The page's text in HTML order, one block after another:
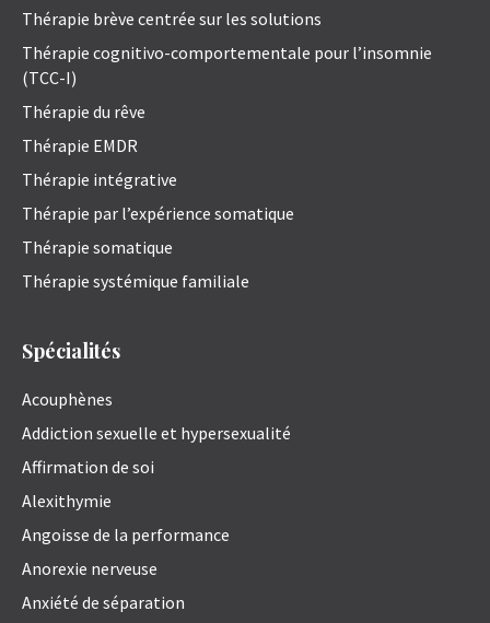
Thérapie brève centrée sur les solutions
Thérapie cognitivo-comportementale pour l’insomnie
(TCC-I)
Thérapie du rêve
Thérapie EMDR
Thérapie intégrative
Thérapie par l’expérience somatique
Thérapie somatique
Thérapie systémique familiale
Spécialités
Acouphènes
Addiction sexuelle et hypersexualité
Affirmation de soi
Alexithymie
Angoisse de la performance
Anorexie nerveuse
Anxiété de séparation